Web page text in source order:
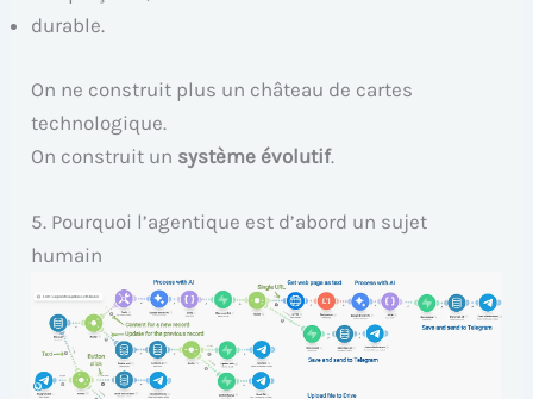
durable.
On ne construit plus un château de cartes
technologique.
On construit un système évolutif.
5. Pourquoi l’agentique est d’abord un sujet
humain